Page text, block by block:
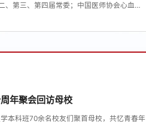
、第三、第四届常委；中国医师协会心血管
年聚会回访母校
本科班70余名校友们聚首母校，共忆青春年